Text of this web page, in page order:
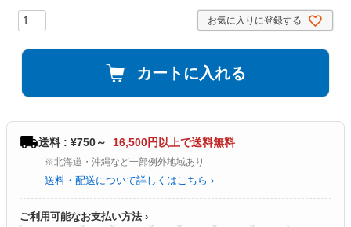
お気に入りに登録する
カートに入れる
送料 : ¥750～ 16,500円以上で送料無料
※北海道・沖縄など一部例外地域あり
送料・配送について詳しくはこちら ›
ご利用可能なお支払い方法 ›